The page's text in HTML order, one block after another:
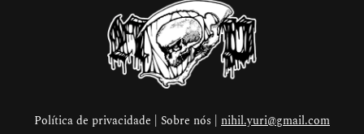
Política de privacidade | Sobre nós | nihil.yuri@gmail.com